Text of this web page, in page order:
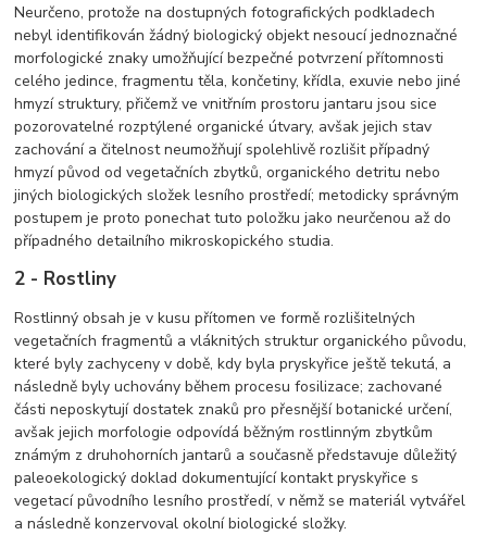
Neurčeno, protože na dostupných fotografických podkladech
nebyl identifikován žádný biologický objekt nesoucí jednoznačné
morfologické znaky umožňující bezpečné potvrzení přítomnosti
celého jedince, fragmentu těla, končetiny, křídla, exuvie nebo jiné
hmyzí struktury, přičemž ve vnitřním prostoru jantaru jsou sice
pozorovatelné rozptýlené organické útvary, avšak jejich stav
zachování a čitelnost neumožňují spolehlivě rozlišit případný
hmyzí původ od vegetačních zbytků, organického detritu nebo
jiných biologických složek lesního prostředí; metodicky správným
postupem je proto ponechat tuto položku jako neurčenou až do
případného detailního mikroskopického studia.
2 - Rostliny
Rostlinný obsah je v kusu přítomen ve formě rozlišitelných
vegetačních fragmentů a vláknitých struktur organického původu,
které byly zachyceny v době, kdy byla pryskyřice ještě tekutá, a
následně byly uchovány během procesu fosilizace; zachované
části neposkytují dostatek znaků pro přesnější botanické určení,
avšak jejich morfologie odpovídá běžným rostlinným zbytkům
známým z druhohorních jantarů a současně představuje důležitý
paleoekologický doklad dokumentující kontakt pryskyřice s
vegetací původního lesního prostředí, v němž se materiál vytvářel
a následně konzervoval okolní biologické složky.